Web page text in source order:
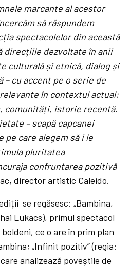
marcante al acestor
să răspundem
spectacolelor din această
direcțiile dezvoltate în anii
culturală și etnică, dialog și
cu accent pe o serie de
în contextul actual:
comunități, istorie recentă.
– scapă capcanei
pe care alegem să i le
pluritatea
confruntarea pozitivă
director artistic Caleido.
se regăsesc: „Bambina,
Lukacs), primul spectacol
ce o are în prim plan
„Infinit pozitiv” (regia:
analizează poveștile de